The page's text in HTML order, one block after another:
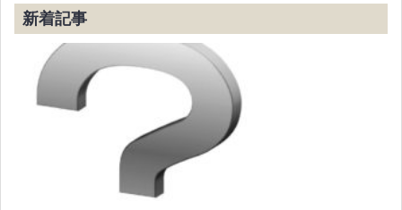
新着記事